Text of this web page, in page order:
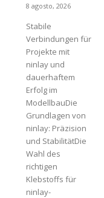
8 agosto, 2026
Stabile
Verbindungen für
Projekte mit
ninlay und
dauerhaftem
Erfolg im
ModellbauDie
Grundlagen von
ninlay: Präzision
und StabilitätDie
Wahl des
richtigen
Klebstoffs für
ninlay-